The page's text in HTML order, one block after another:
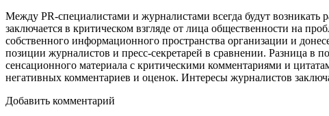
Между PR-специалистами и журналистами всегда будут
заключается в критическом взгляде от лица общественности на
собственного информационного пространства организации и
позиции журналистов и пресс-секретарей в сравнении. Разница в
сенсационного материала с критическими комментариями и
негативных комментариев и оценок. Интересы журналистов
Добавить комментарий